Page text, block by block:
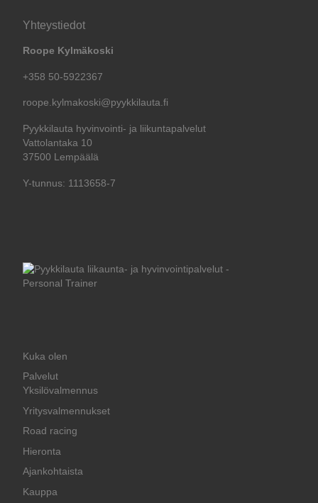
Yhteystiedot
Roope Kylmäkoski
+358 50-5922367
roope.kylmakoski@pyykkilauta.fi
Pyykkilauta hyvinvointi- ja liikuntapalvelut
Vattolantaka 10
37500 Lempäälä
Y-tunnus: 1113658-7
Kuka olen
Palvelut
Yksilövalmennus
Yritysvalmennukset
Road racing
Hieronta
Ajankohtaista
Kauppa